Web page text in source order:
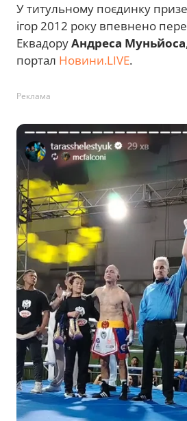
У титульному поєдинку
ігор 2012 року впевнено
ЕквадоруАндреса Муньйоса
портал Новини.LIVE.
Реклама